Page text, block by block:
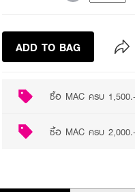
ADD TO BAG
ซื้อ MAC ครบ
ซื้อ MAC ครบ